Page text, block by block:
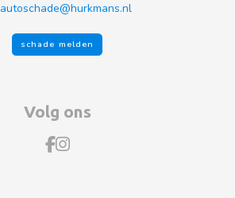
autoschade@hurkmans.nl
schade melden
Volg ons